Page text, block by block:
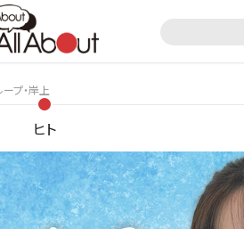
プ・岸上
ヒト